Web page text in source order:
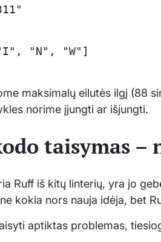
"N", "W"]
maksimalų eilutės ilgį (88
norime įjungti ar išjungti.
taisymas –
Ruff iš kitų linterių, yra jo
kokia nors nauja idėja, bet
aptiktas problemas,